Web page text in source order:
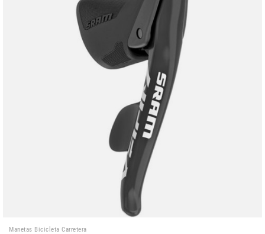
Manetas Bicicleta Carretera